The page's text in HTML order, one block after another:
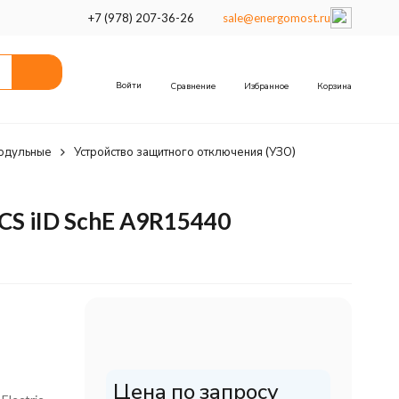
+7 (978) 207-36-26 sale@energomost.ru
Войти Сравнение Избранное Корзина
Устройство защитного отключения (УЗО)
iID SchE A9R15440
Цена по запросу